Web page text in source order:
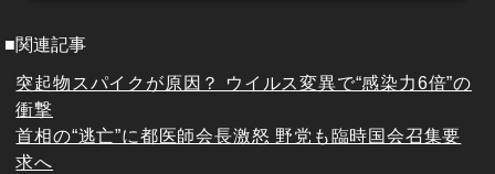
■関連記事
突起物スパイクが原因？ ウイルス変異で“感染力6倍”の
衝撃
首相の“逃亡”に都医師会長激怒 野党も臨時国会召集要
求へ